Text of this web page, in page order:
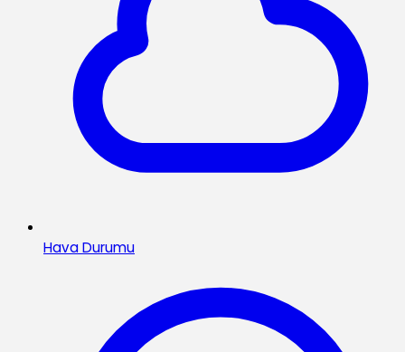
Hava Durumu